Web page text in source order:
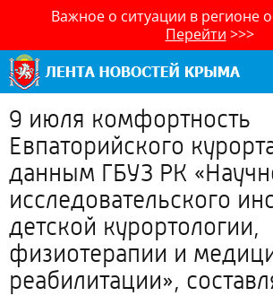
Важное о ситуации в регионе
Перейти >>>
9 июля комфортность
Евпаторийского
данным ГБУЗ РК
исследовательского
детской курортологии,
физиотерапии и
реабилитации»,